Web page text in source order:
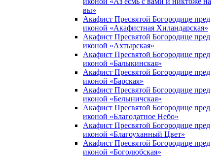
вы»
Акафист Пресвятой Богородице пред
иконой «Акафистная Хиландарская»
Акафист Пресвятой Богородице пред
иконой «Ахтырская»
Акафист Пресвятой Богородице пред
иконой «Балыкинская»
Акафист Пресвятой Богородице пред
иконой «Барская»
Акафист Пресвятой Богородице пред
иконой «Белыничская»
Акафист Пресвятой Богородице пред
иконой «Благодатное Небо»
Акафист Пресвятой Богородице пред
иконой «Благоуханный Цвет»
Акафист Пресвятой Богородице пред
иконой «Боголюбская»